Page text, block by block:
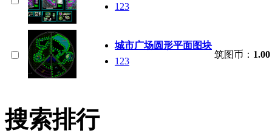
123
城市广场圆形平面图块
123
筑图币： 1.00
搜索排行